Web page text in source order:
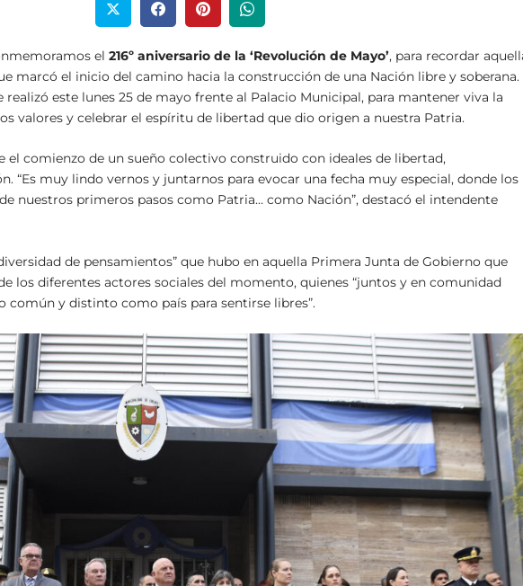
el216º aniversario de la ‘Revolución de Mayo’, para recordar
marcó el inicio del camino hacia la construcción de una Nación libre y soberana.
este lunes 25 de mayo frente al Palacio Municipal, para mantener viva la
valores y celebrar el espíritu de libertad que dio origen a nuestra Patria.
el comienzo de un sueño colectivo construido con ideales de libertad,
“Es muy lindo vernos y juntarnos para evocar una fecha muy especial, donde los
nuestros primeros pasos como Patria… como Nación”, destacó el intendente
de pensamientos” que hubo en aquella Primera Junta de Gobierno que
los diferentes actores sociales del momento, quienes “juntos y en comunidad
común y distinto como país para sentirse libres”.